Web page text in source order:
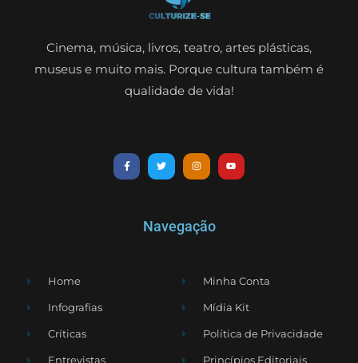
Cinema, música, livros, teatro, artes plásticas,
museus e muito mais. Porque cultura também é
qualidade de vida!
Navegação
Home
Infografias
Críticas
Entrevistas
Minha Conta
Mídia Kit
Política de Privacidade
Princípios Editoriais